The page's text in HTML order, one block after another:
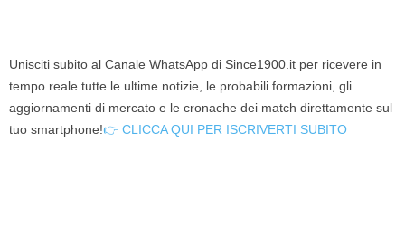
Unisciti subito al Canale WhatsApp di Since1900.it per ricevere in
tempo reale tutte le ultime notizie, le probabili formazioni, gli
aggiornamenti di mercato e le cronache dei match direttamente sul
tuo smartphone!👉 CLICCA QUI PER ISCRIVERTI SUBITO